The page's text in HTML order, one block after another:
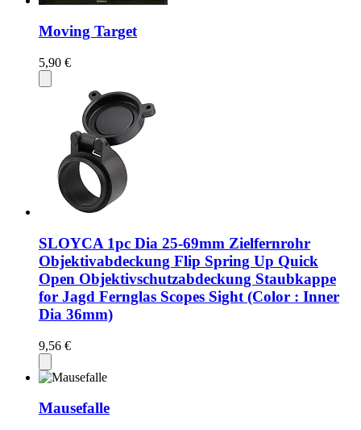
Moving Target
5,90 €
SLOYCA 1pc Dia 25-69mm Zielfernrohr
Objektivabdeckung Flip Spring Up Quick
Open Objektivschutzabdeckung Staubkappe
for Jagd Fernglas Scopes Sight (Color : Inner
Dia 36mm)
9,56 €
Mausefalle